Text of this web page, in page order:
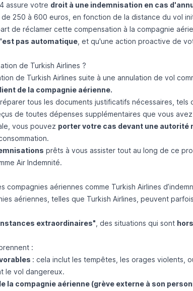
assure votre droit à une indemnisation en cas
250 à 600 euros, en fonction de la distance du vol
de réclamer cette compensation à la compagnie
pas automatique, et qu'une action proactive de
de Turkish Airlines ?
de Turkish Airlines suite à une annulation de vol
de la compagnie aérienne.
tous les documents justificatifs nécessaires, tels
de toutes dépenses supplémentaires que vous
vous pouvez porter votre cas devant une autorité
prêts à vous assister tout au long de ce
Air Indemnité.
aériennes comme Turkish Airlines
aériennes, telles que Turkish Airlines, peuvent
extraordinaires" , des situations qui sont
:
: cela inclut les tempêtes, les orages violents,
le vol dangereux.
la compagnie aérienne (grève externe à son